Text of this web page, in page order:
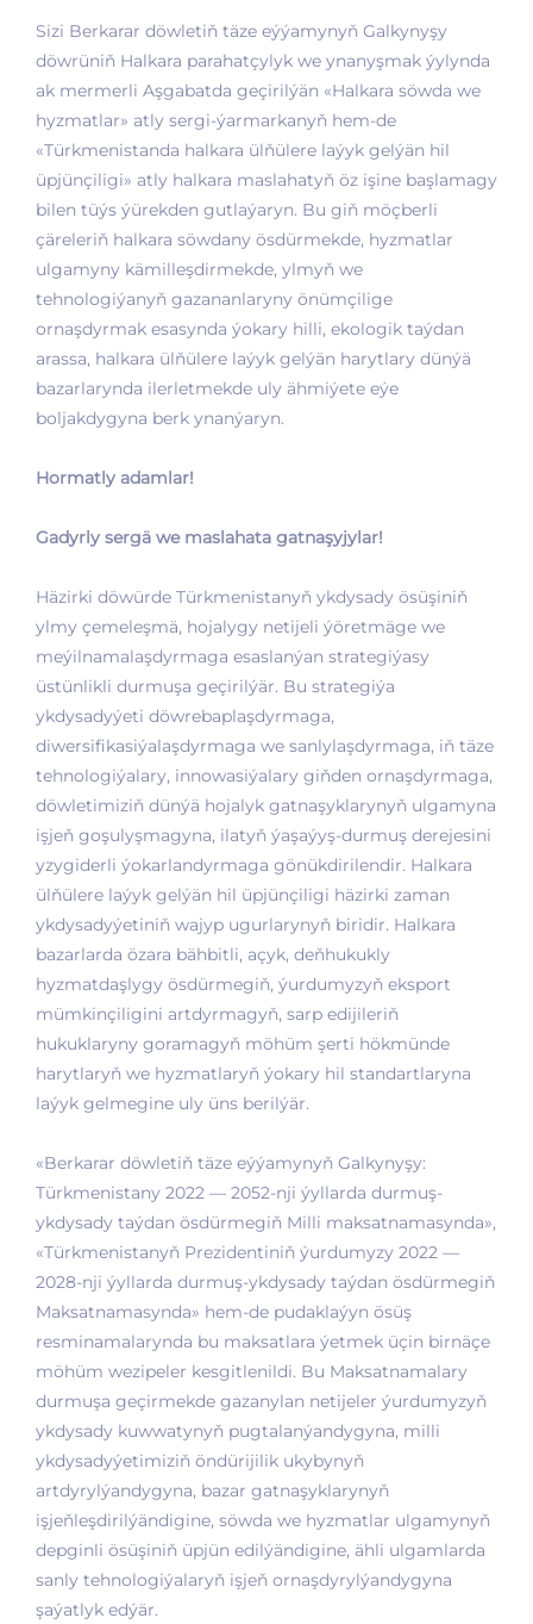
Sizi Berkarar döwletiň täze eýýamynyň Galkynyşy
döwrüniň Halkara parahatçylyk we ynanyşmak ýylynda
ak mermerli Aşgabatda geçirilýän «Halkara söwda we
hyzmatlar» atly sergi-ýarmarkanyň hem-de
«Türkmenistanda halkara ülňülere laýyk gelýän hil
üpjünçiligi» atly halkara maslahatyň öz işine başlamagy
bilen tüýs ýürekden gutlaýaryn. Bu giň möçberli
çäreleriň halkara söwdany ösdürmekde, hyzmatlar
ulgamyny kämilleşdirmekde, ylmyň we
tehnologiýanyň gazananlaryny önümçilige
ornaşdyrmak esasynda ýokary hilli, ekologik taýdan
arassa, halkara ülňülere laýyk gelýän harytlary dünýä
bazarlarynda ilerletmekde uly ähmiýete eýe
boljakdygyna berk ynanýaryn.
Hormatly adamlar!
Gadyrly sergä we maslahata gatnaşyjylar!
Häzirki döwürde Türkmenistanyň ykdysady ösüşiniň
ylmy çemeleşmä, hojalygy netijeli ýöretmäge we
meýilnamalaşdyrmaga esaslanýan strategiýasy
üstünlikli durmuşa geçirilýär. Bu strategiýa
ykdysadyýeti döwrebaplaşdyrmaga,
diwersifikasiýalaşdyrmaga we sanlylaşdyrmaga, iň täze
tehnologiýalary, innowasiýalary giňden ornaşdyrmaga,
döwletimiziň dünýä hojalyk gatnaşyklarynyň ulgamyna
işjeň goşulyşmagyna, ilatyň ýaşaýyş-durmuş derejesini
yzygiderli ýokarlandyrmaga gönükdirilendir. Halkara
ülňülere laýyk gelýän hil üpjünçiligi häzirki zaman
ykdysadyýetiniň wajyp ugurlarynyň biridir. Halkara
bazarlarda özara bähbitli, açyk, deňhukukly
hyzmatdaşlygy ösdürmegiň, ýurdumyzyň eksport
mümkinçiligini artdyrmagyň, sarp edijileriň
hukuklaryny goramagyň möhüm şerti hökmünde
harytlaryň we hyzmatlaryň ýokary hil standartlaryna
laýyk gelmegine uly üns berilýär.
«Berkarar döwletiň täze eýýamynyň Galkynyşy:
Türkmenistany 2022 — 2052-nji ýyllarda durmuş-
ykdysady taýdan ösdürmegiň Milli maksatnamasynda»,
«Türkmenistanyň Prezidentiniň ýurdumyzy 2022 —
2028-nji ýyllarda durmuş-ykdysady taýdan ösdürmegiň
Maksatnamasynda» hem-de pudaklaýyn ösüş
resminamalarynda bu maksatlara ýetmek üçin birnäçe
möhüm wezipeler kesgitlenildi. Bu Maksatnamalary
durmuşa geçirmekde gazanylan netijeler ýurdumyzyň
ykdysady kuwwatynyň pugtalanýandygyna, milli
ykdysadyýetimiziň öndürijilik ukybynyň
artdyrylýandygyna, bazar gatnaşyklarynyň
işjeňleşdirilýändigine, söwda we hyzmatlar ulgamynyň
depginli ösüşiniň üpjün edilýändigine, ähli ulgamlarda
sanly tehnologiýalaryň işjeň ornaşdyrylýandygyna
şaýatlyk edýär.